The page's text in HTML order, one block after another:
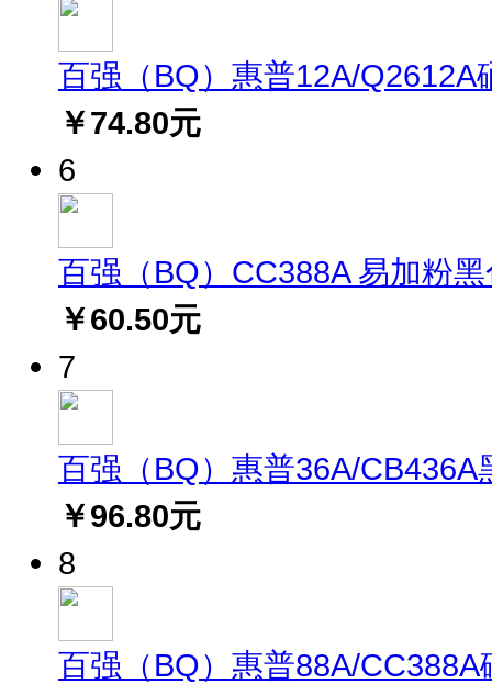
百强（BQ）惠普12A/
￥74.80元
6
百强（BQ）CC388A 易加粉
￥60.50元
7
百强（BQ）惠普36A/
￥96.80元
8
百强（BQ）惠普88A/